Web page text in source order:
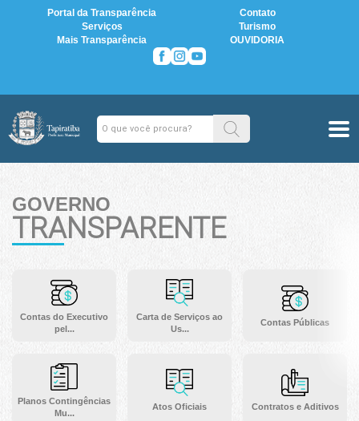
Portal da Transparência
Contato
Serviços
Turismo
Mais Transparência
OUVIDORIA
GOVERNO
TRANSPARENTE
Contas do Executivo
pel...
Planos Contingências
Mu...
Carta de Serviços ao
Us...
Atos Oficiais
Contas Públicas
Contratos e Aditivos